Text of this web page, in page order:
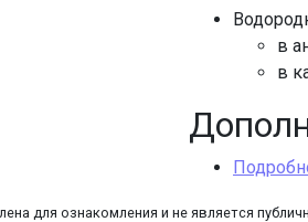
в
в
для ознакомления и не является